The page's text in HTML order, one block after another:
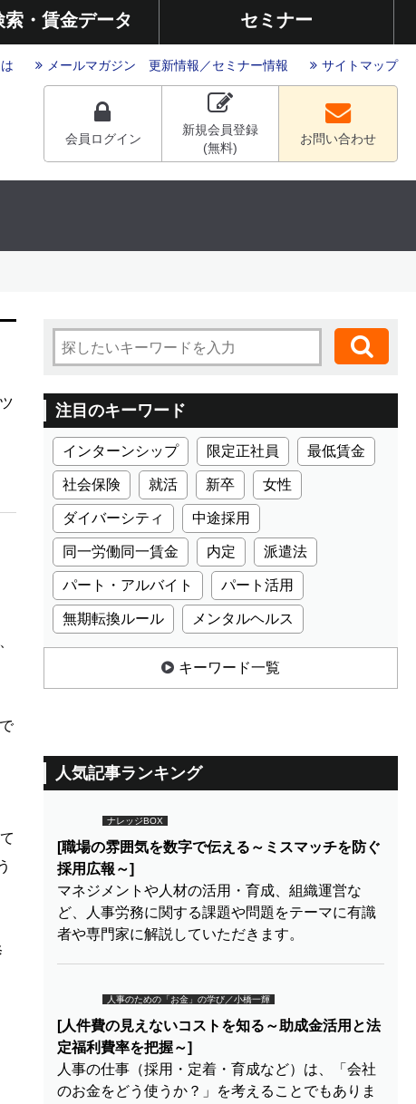
索・賃金データ セミナー
メールマガジン 更新情報 ／セミナー情報 サイトマップ
会員ログイン
新規会員登録
(無料)
お問い合わせ
注目のキーワード
インターンシップ 限定正社員 最低賃金
社会保険 就活 新卒 女性
ダイバーシティ 中途採用
同一労働同一賃金 内定 派遣法
パート・アルバイト パート活用
無期転換ルール メンタルヘルス
キーワード一覧
人気記事ランキング
ナレッジBOX
[職場の雰囲気を数字で伝える～ミスマッチを防ぐ
採用広報～]
マネジメントや人材の活用・育成、組織運営な
ど、人事労務に関する課題や問題をテーマに有識
者や専門家に解説していただきます。
人事のための「お金」の学び／小橋一輝
[人件費の見えないコストを知る～助成金活用と法
定福利費率を把握～]
人事の仕事（採用・定着・育成など）は、「会社
のお金をどう使うか？」を考えることでもありま